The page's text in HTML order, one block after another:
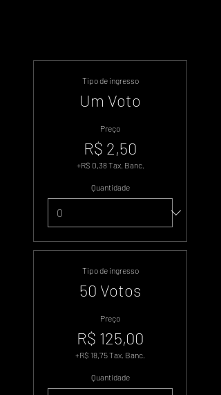
Tipo de ingresso
Um Voto
Preço
R$ 2,50
+R$ 0,38 Tax. Banc.
Quantidade
Tipo de ingresso
50 Votos
Preço
R$ 125,00
+R$ 18,75 Tax. Banc.
Quantidade